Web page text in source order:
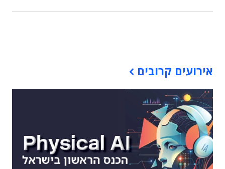
אירועים קרובים